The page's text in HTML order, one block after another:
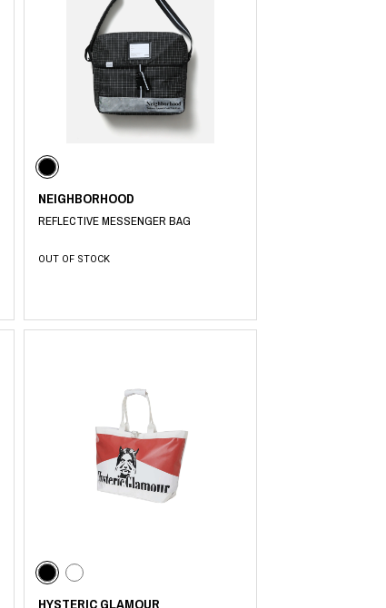
NEIGHBORHOOD
REFLECTIVE MESSENGER BAG
OUT OF STOCK
HYSTERIC GLAMOUR